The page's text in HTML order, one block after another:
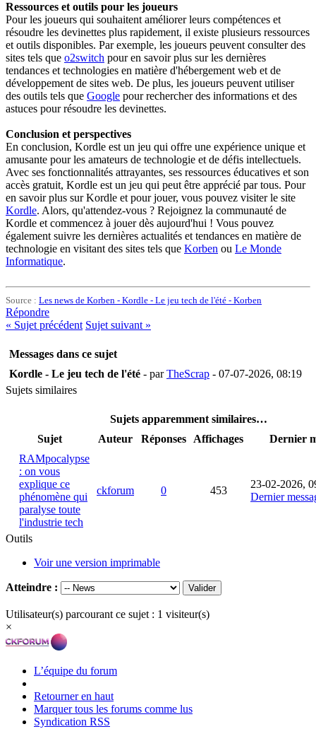
Ressources et outils pour les joueurs
Pour les joueurs qui souhaitent améliorer leurs compétences et
résoudre les devinettes plus rapidement, il existe plusieurs ressources
et outils disponibles. Par exemple, les joueurs peuvent consulter des
sites tels que o2switch pour en savoir plus sur les dernières
tendances et technologies en matière d'hébergement web et de
développement de sites web. De plus, les joueurs peuvent utiliser
des outils tels que Google pour rechercher des informations et des
astuces pour résoudre les devinettes.
Conclusion et perspectives
En conclusion, Kordle est un jeu qui offre une expérience unique et
amusante pour les amateurs de technologie et de défis intellectuels.
Avec ses fonctionnalités attrayantes, ses ressources éducatives et son
accès gratuit, Kordle est un jeu qui peut être apprécié par tous. Pour
en savoir plus sur Kordle et pour jouer, vous pouvez visiter le site
Kordle. Alors, qu'attendez-vous ? Rejoignez la communauté de
Kordle et commencez à jouer dès aujourd'hui ! Vous pouvez
également suivre les dernières actualités et tendances en matière de
technologie en visitant des sites tels que Korben ou Le Monde
Informatique.
Source : Les news de Korben - Kordle - Le jeu tech de l'été - Korben
Répondre
« Sujet précédent Sujet suivant »
Messages dans ce sujet
Kordle - Le jeu tech de l'été - parTheScrap - 07-07-2026, 08:19
Sujets similaires
Sujets apparemment similaires…
Sujet
Auteur Réponses Affichages
Dernier
RAMpocalypse
: on vous
explique ce
phénomène qui
paralyse toute
l'industrie tech
ckforum 0 453
23-02-2026,
Dernier
Outils
Voir une version imprimable
Atteindre :
Utilisateur(s) parcourant ce sujet : 1 visiteur(s)
×
L’équipe du forum
Retourner en haut
Marquer tous les forums comme lus
Syndication RSS